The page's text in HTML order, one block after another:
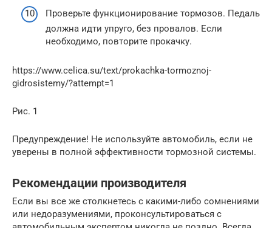
Проверьте функционирование тормозов. Педаль
должна идти упруго, без провалов. Если
необходимо, повторите прокачку.
https://www.celica.su/text/prokachka-tormoznoj-
gidrosistemy/?attempt=1
Рис. 1
Предупреждение! Не используйте автомобиль, если не
уверены в полной эффективности тормозной системы.
Рекомендации производителя
Если вы все же столкнетесь с какими-либо сомнениями
или недоразумениями, проконсультироваться с